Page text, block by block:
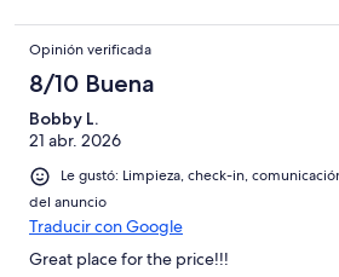
Opinión verificada
8/10 Buena
Bobby L.
21 abr. 2026
Le gustó: Limpieza, check-in,
del anuncio
Traducir con Google
Great place for the price!!!